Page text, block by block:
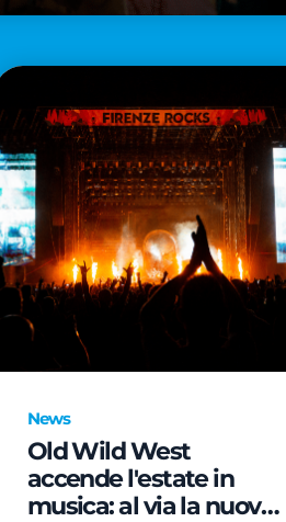
News
Old Wild West
accende l'estate in
musica: al via la nuova